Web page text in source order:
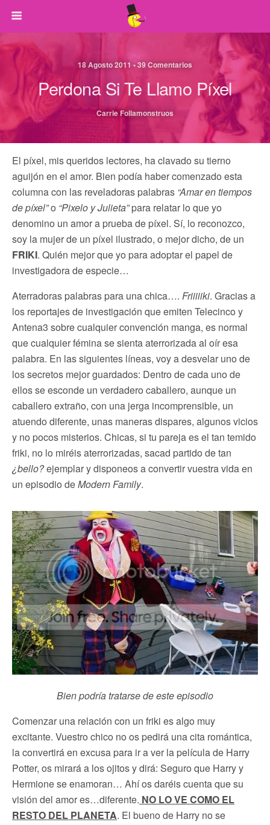
18 Agosto 2011 • 39 Comentarios
Perdona Si Te Llamo Píxel
Carrie Follamonstruos
El píxel, mis queridos lectores, ha clavado su tierno
aguijón en el amor. Bien podía haber comenzado esta
columna con las reveladoras palabras “Amar en tiempos
de píxel”o “Pixelo y Julieta”para relatar lo que yo
denomino un amor a prueba de píxel. Sí, lo reconozco,
soy la mujer de un píxel ilustrado, o mejor dicho, de un
FRIKI. Quién mejor que yo para adoptar el papel de
investigadora de especie…
Aterradoras palabras para una chica…. Friiiiiki. Gracias a
los reportajes de investigación que emiten Telecinco y
Antena3 sobre cualquier convención manga, es normal
que cualquier fémina se sienta aterrorizada al oír esa
palabra. En las siguientes líneas, voy a desvelar uno de
los secretos mejor guardados: Dentro de cada uno de
ellos se esconde un verdadero caballero, aunque un
caballero extraño, con una jerga incomprensible, un
atuendo diferente, unas maneras dispares, algunos vicios
y no pocos misterios. Chicas, si tu pareja es el tan temido
friki, no lo miréis aterrorizadas, sacad partido de tan
¿bello?ejemplar y disponeos a convertir vuestra vida en
un episodio deModern Family.
Bien podría tratarse de este episodio
Comenzar una relación con un friki es algo muy
excitante. Vuestro chico no os pedirá una cita romántica,
la convertirá en excusa para ir a ver la película de Harry
Potter, os mirará a los ojitos y dirá: Seguro que Harry y
Hermione se enamoran… Ahí os daréis cuenta que su
visión del amor es…diferente. NO LO VE COMO EL
RESTO DEL PLANETA. El bueno de Harry no se